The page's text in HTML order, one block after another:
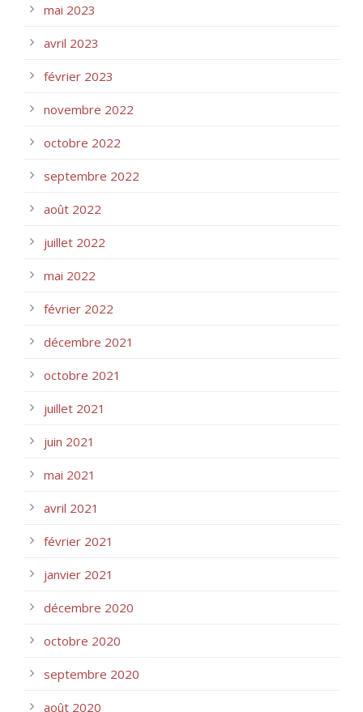
mai 2023
avril 2023
février 2023
novembre 2022
octobre 2022
septembre 2022
août 2022
juillet 2022
mai 2022
février 2022
décembre 2021
octobre 2021
juillet 2021
juin 2021
mai 2021
avril 2021
février 2021
janvier 2021
décembre 2020
octobre 2020
septembre 2020
août 2020